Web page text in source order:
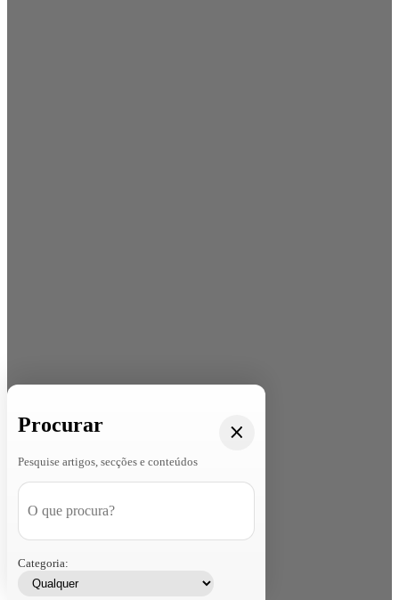
Procurar
Pesquise artigos, secções e conteúdos
Categoria: